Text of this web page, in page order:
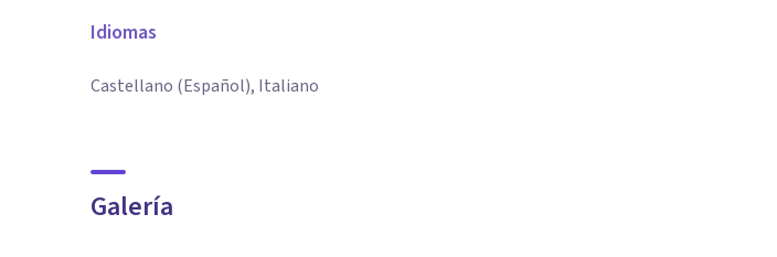
Idiomas
Castellano (Español), Italiano
Galería